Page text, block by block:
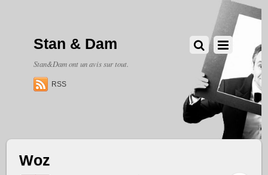
Stan & Dam
Stan&Dam ont un avis sur tout.
RSS
Woz